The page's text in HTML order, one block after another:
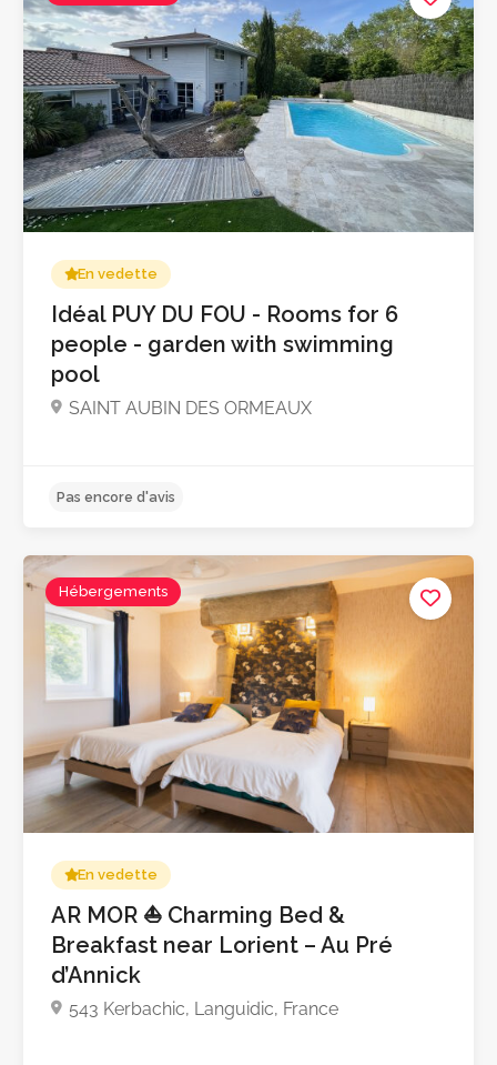
4.9
En vedette
Idéal PUY DU FOU - Rooms for 6
people - garden with swimming
pool
SAINT AUBIN DES ORMEAUX
Pas encore d'avis
Hébergements
En vedette
AR MOR ⛵ Charming Bed &
Breakfast near Lorient – Au Pré
d’Annick
543 Kerbachic, Languidic, France